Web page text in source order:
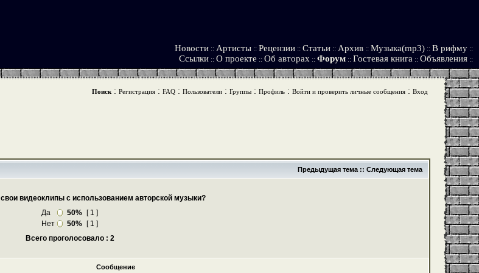
Новости :: Артисты :: Рецензии :: Статьи :: Архив :: Музыка(mp3) :: В рифму ::
Ссылки :: О проекте :: Об авторах :: Форум :: Гостевая книга :: Объявления ::
Поиск: Регистрация: FAQ: Пользователи: Группы: Профиль: Войти и проверить личные сообщения: Вход
Предыдущая тема:: Следующая тема
видеоклипы с использованием авторской музыки?
Да
50%
[ 1 ]
Нет
50%
[ 1 ]
Всего проголосовало : 2
Сообщение